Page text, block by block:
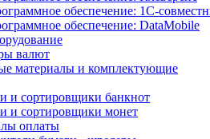
обеспечение: 1С-
обеспечение: DataMobile
валют
материалы и комплектующие
и сортировщики банкнот
и сортировщики монет
оплаты